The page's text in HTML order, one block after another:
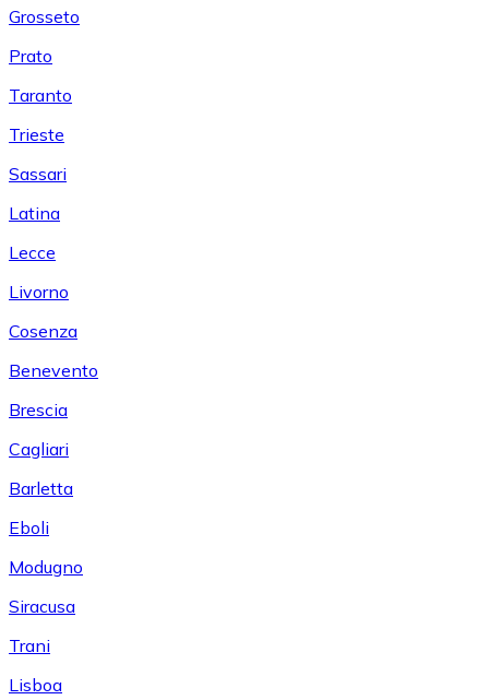
Grosseto
Prato
Taranto
Trieste
Sassari
Latina
Lecce
Livorno
Cosenza
Benevento
Brescia
Cagliari
Barletta
Eboli
Modugno
Siracusa
Trani
Lisboa